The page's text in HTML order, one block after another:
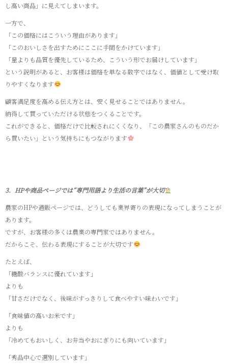
し高い商品」に見えてしまいます。
一方で、
「この価格にはこういう理由があります」
「このおいしさを出すためにここに手間をかけています」
「量よりも品質を優先しているため、こういう形でお届けしています」
という説明があると、お客様は価格を単なる数字ではなく、価値として受け取
りやすくなります
顧客満足度を高める伝え方とは、安く見せることではありません。
納得して買っていただける状態をつくることです。
これができると、価格だけで比較されにくくなり、「この農家さんのものだか
ら買いたい」という気持ちにもつながります
3．HPや商品ページでは“専門用語より生活の言葉”が大切
農家のHPや通販ページでは、どうしても業界寄りの表現になってしまうことが
あります。
ですが、お客様の多くは農業の専門家ではありません。
だからこそ、伝わる表現にすることが大切です
たとえば、
「糖酸バランスに優れています」
よりも
「甘さだけでなく、後味がすっきりして食べやすい味わいです」
「食味値の高いお米です」
よりも
「冷めてもおいしく、お弁当やおにぎりにも向いています」
「秀品中心で選別しています」